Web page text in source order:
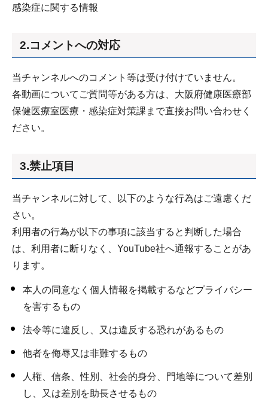
感染症に関する情報
2.コメントへの対応
当チャンネルへのコメント等は受け付けていません。
各動画についてご質問等がある方は、大阪府健康医療部
保健医療室医療・感染症対策課まで直接お問い合わせく
ださい。
3.禁止項目
当チャンネルに対して、以下のような行為はご遠慮くだ
さい。
利用者の行為が以下の事項に該当すると判断した場合
は、利用者に断りなく、YouTube社へ通報することがあ
ります。
本人の同意なく個人情報を掲載するなどプライバシー
を害するもの
法令等に違反し、又は違反する恐れがあるもの
他者を侮辱又は非難するもの
人権、信条、性別、社会的身分、門地等について差別
し、又は差別を助長させるもの